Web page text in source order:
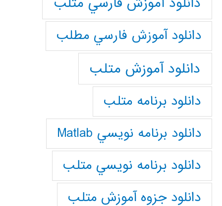
دانلود آموزش فارسي مطلب
دانلود آموزش متلب
دانلود برنامه متلب
دانلود برنامه نويسي Matlab
دانلود برنامه نويسي متلب
دانلود جزوه آموزش متلب